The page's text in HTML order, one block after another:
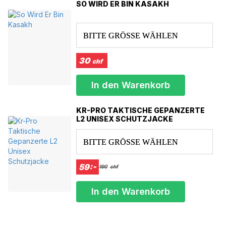
XXL 63-64 cm
XXXL 65-66 cm
SO WIRD ER BIN KASAKH
BITTE GRÖSSE WÄHLEN
30 chf
In den Warenkorb
KR-PRO TAKTISCHE GEPANZERTE
L2 UNISEX SCHUTZJACKE
BITTE GRÖSSE WÄHLEN
59:- 190 chf
In den Warenkorb